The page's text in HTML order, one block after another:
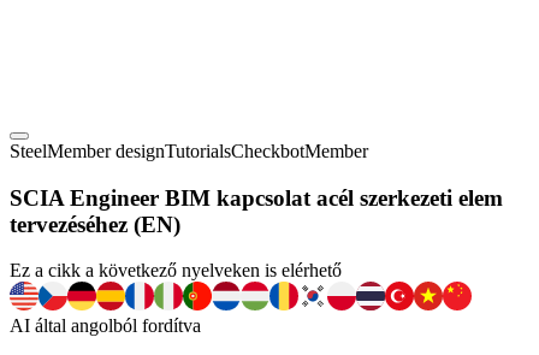
SteelMember designTutorialsCheckbotMember
SCIA Engineer BIM kapcsolat acél szerkezeti elem
tervezéséhez (EN)
Ez a cikk a következő nyelveken is elérhető
AI által angolból fordítva